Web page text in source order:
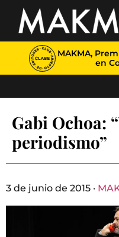
MAKMA,
en
Gabi Ochoa:
periodismo”
3 de junio de 2015 ·